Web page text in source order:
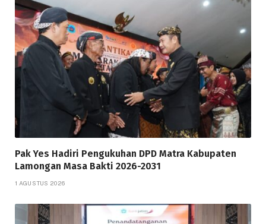
Pak Yes Hadiri Pengukuhan DPD Matra Kabupaten
Lamongan Masa Bakti 2026-2031
1 AGUSTUS 2026